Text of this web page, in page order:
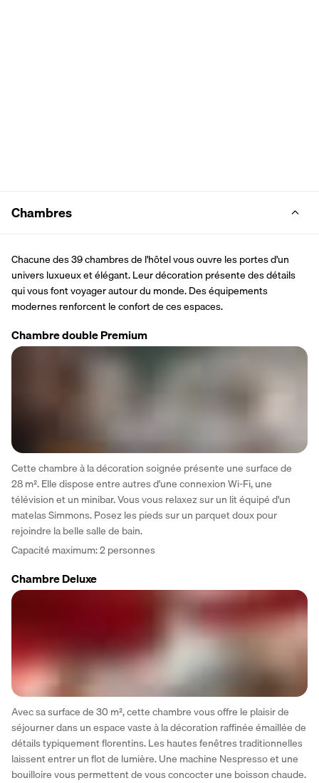
Chambres
Chacune des 39 chambres de l'hôtel vous ouvre les portes d'un
univers luxueux et élégant. Leur décoration présente des détails
qui vous font voyager autour du monde. Des équipements
modernes renforcent le confort de ces espaces.
Chambre double Premium
Cette chambre à la décoration soignée présente une surface de
28 m². Elle dispose entre autres d'une connexion Wi-Fi, une
télévision et un minibar. Vous vous relaxez sur un lit équipé d'un
matelas Simmons. Posez les pieds sur un parquet doux pour
rejoindre la belle salle de bain.
Capacité maximum: 2 personnes
Chambre Deluxe
Avec sa surface de 30 m², cette chambre vous offre le plaisir de
séjourner dans un espace vaste à la décoration raffinée émaillée de
détails typiquement florentins. Les hautes fenêtres traditionnelles
laissent entrer un flot de lumière. Une machine Nespresso et une
bouilloire vous permettent de vous concocter une boisson chaude.